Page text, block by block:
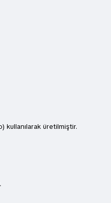
kullanılarak üretilmiştir.